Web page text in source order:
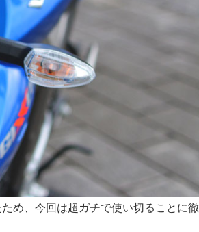
め、今回は超ガチで使い切ることに徹